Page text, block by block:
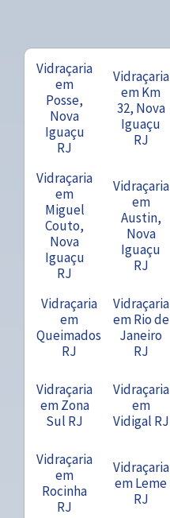
Vidraçaria
em
Posse,
Nova
Iguaçu
RJ
Vidraçaria
em Km
32, Nova
Iguaçu
RJ
Vidraçaria
em
Miguel
Couto,
Nova
Iguaçu
RJ
Vidraçaria
em
Austin,
Nova
Iguaçu
RJ
Vidraçaria
em
Queimados
RJ
Vidraçaria
em Rio de
Janeiro
RJ
Vidraçaria
em Zona
Sul RJ
Vidraçaria
em
Vidigal RJ
Vidraçaria
em
Rocinha
RJ
Vidraçaria
em Leme
RJ